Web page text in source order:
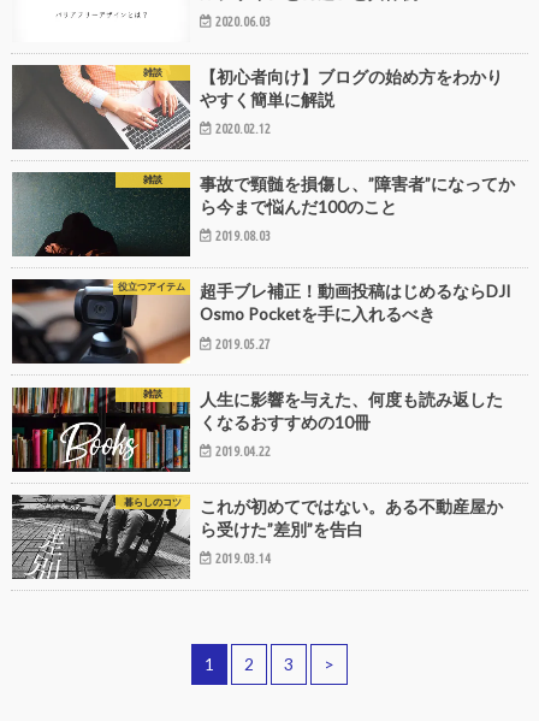
2020.06.03
雑談
【初心者向け】ブログの始め方をわかり
やすく簡単に解説
2020.02.12
雑談
事故で頸髄を損傷し、”障害者”になってか
ら今まで悩んだ100のこと
2019.08.03
役立つアイテム
超手ブレ補正！動画投稿はじめるならDJI
Osmo Pocketを手に入れるべき
2019.05.27
雑談
人生に影響を与えた、何度も読み返した
くなるおすすめの10冊
2019.04.22
暮らしのコツ
これが初めてではない。ある不動産屋か
ら受けた”差別”を告白
2019.03.14
1 2 3 >